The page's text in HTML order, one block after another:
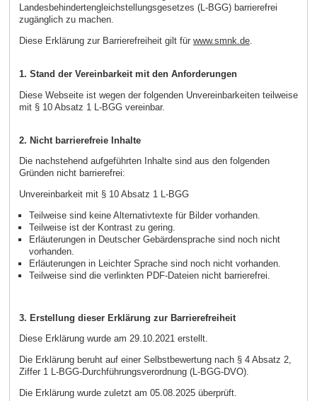
Landesbehindertengleichstellungsgesetzes (L-BGG) barrierefrei
zugänglich zu machen.
Diese Erklärung zur Barrierefreiheit gilt für www.smnk.de.
1. Stand der Vereinbarkeit mit den Anforderungen
Diese Webseite ist wegen der folgenden Unvereinbarkeiten teilweise
mit § 10 Absatz 1 L-BGG vereinbar.
2. Nicht barrierefreie Inhalte
Die nachstehend aufgeführten Inhalte sind aus den folgenden
Gründen nicht barrierefrei:
Unvereinbarkeit mit § 10 Absatz 1 L-BGG
Teilweise sind keine Alternativtexte für Bilder vorhanden.
Teilweise ist der Kontrast zu gering.
Erläuterungen in Deutscher Gebärdensprache sind noch nicht
vorhanden.
Erläuterungen in Leichter Sprache sind noch nicht vorhanden.
Teilweise sind die verlinkten PDF-Dateien nicht barrierefrei.
3. Erstellung dieser Erklärung zur Barrierefreiheit
Diese Erklärung wurde am 29.10.2021 erstellt.
Die Erklärung beruht auf einer Selbstbewertung nach § 4 Absatz 2,
Ziffer 1 L-BGG-Durchführungsverordnung (L-BGG-DVO).
Die Erklärung wurde zuletzt am 05.08.2025 überprüft.